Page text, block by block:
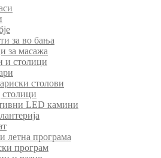
за во бања
за масажа
и столици
столови
LED камини
летна програма
програм